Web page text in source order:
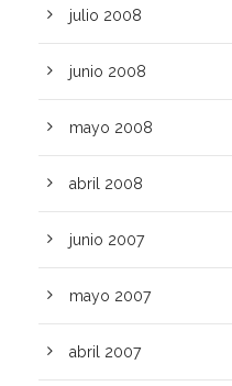
julio 2008
junio 2008
mayo 2008
abril 2008
junio 2007
mayo 2007
abril 2007